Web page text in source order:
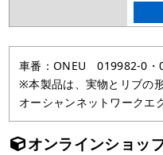
車番：ONEU 019982-0・
※本製品は、実物とリブの
オーシャンネットワーク
オンラインショッ